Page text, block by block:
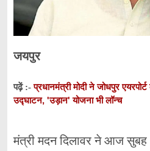
जयपुर
पढ़ें :-प्रधानमंत्री मोदी ने जोधपुर
उद्घाटन, 'उड़ान' योजना भी लॉन्च
मंत्री मदन दिलावर ने आज